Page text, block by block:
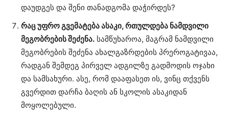
დაუდგეს და შენი თანადგომა დაჭირდეს?
რაც უფრო გვემატება ასაკი, რთულდება ნამდვილი
მეგობრების შეძენა. სამწუხაროა, მაგრამ ნამდვილი
მეგობრების შეძენა ახალგაზრდების პრეროგატივაა,
რადგან შემდეგ პირველ ადგილზე გადმოდის ოჯახი
და სამსახური. ასე, რომ დააფასეთ ის, ვინც თქვენს
გვერდით დარჩა ბაღის ან სკოლის ასაკიდან
მოყოლებული.